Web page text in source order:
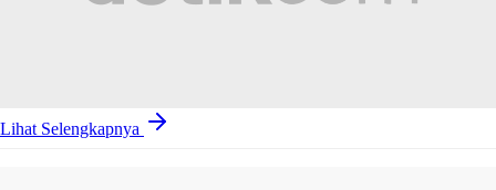
Lihat Selengkapnya